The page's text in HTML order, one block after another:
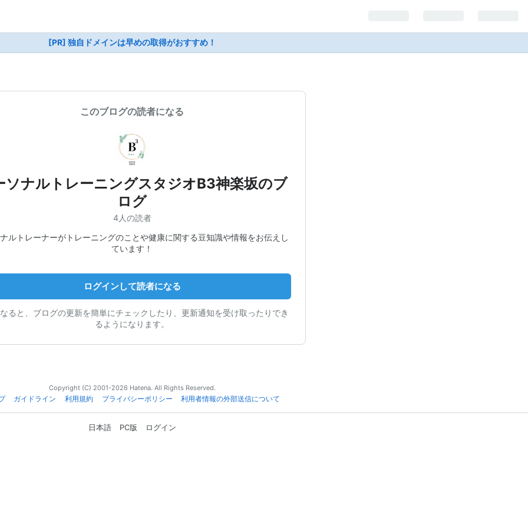
[PR] 独自ドメインは早めの取得がおすすめ！
このブログの読者になる
ソナルトレーニングスタジオB3神楽坂のブ
ログ
4人の読者
ルトレーナーがトレーニングのことや健康に関する豆知識や情報をお伝えし
ています！
ログインして読者になる
ると、ブログの更新を簡単にチェックしたり、更新通知を受け取ったりでき
るようになります。
Copyright (C) 2001-2026 Hatena. All Rights Reserved.
ガイドライン 利用規約 プライバシーポリシー 利用者情報の外部送信について
日本語 PC版 ログイン